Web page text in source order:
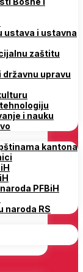
ustava i ustavna
zaštitu
državnu upravu
i nauku
kantona
PFBiH
naroda RS